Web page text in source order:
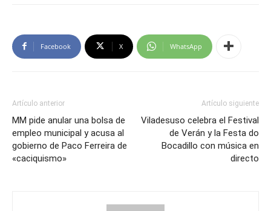
Facebook X WhatsApp
Artículo anterior
MM pide anular una bolsa de
empleo municipal y acusa al
gobierno de Paco Ferreira de
«caciquismo»
Artículo siguiente
Viladesuso celebra el Festival
de Verán y la Festa do
Bocadillo con música en
directo